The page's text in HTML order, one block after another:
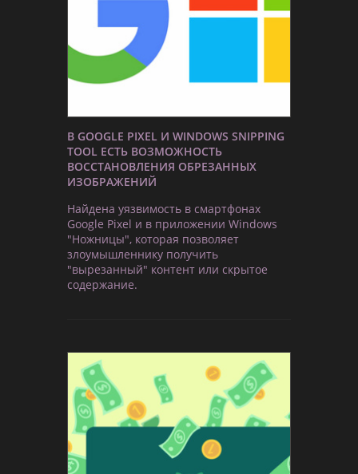
В GOOGLE PIXEL И WINDOWS SNIPPING
TOOL ЕСТЬ ВОЗМОЖНОСТЬ
ВОССТАНОВЛЕНИЯ ОБРЕЗАННЫХ
ИЗОБРАЖЕНИЙ
Найдена уязвимость в смартфонах
Google Pixel и в приложении Windows
"Ножницы", которая позволяет
злоумышленнику получить
"вырезанный" контент или скрытое
содержание.